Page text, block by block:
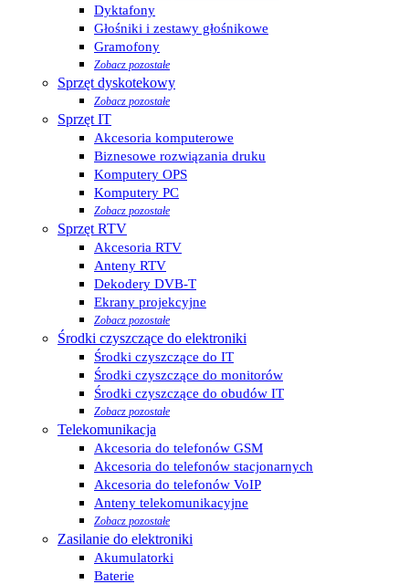
Dyktafony
Głośniki i zestawy głośnikowe
Gramofony
Zobacz pozostałe
Sprzęt dyskotekowy
Zobacz pozostałe
Sprzęt IT
Akcesoria komputerowe
Biznesowe rozwiązania druku
Komputery OPS
Komputery PC
Zobacz pozostałe
Sprzęt RTV
Akcesoria RTV
Anteny RTV
Dekodery DVB-T
Ekrany projekcyjne
Zobacz pozostałe
Środki czyszczące do elektroniki
Środki czyszczące do IT
Środki czyszczące do monitorów
Środki czyszczące do obudów IT
Zobacz pozostałe
Telekomunikacja
Akcesoria do telefonów GSM
Akcesoria do telefonów stacjonarnych
Akcesoria do telefonów VoIP
Anteny telekomunikacyjne
Zobacz pozostałe
Zasilanie do elektroniki
Akumulatorki
Baterie